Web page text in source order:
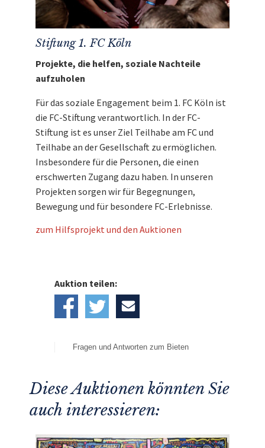
FC Köln: Kunstgeißbock „Hellije Bock“ und
Einladung zur exklusiven FC-Gala“ leiten wir
direkt, ohne Abzug von Kosten, an die
1. FC Köln weiter.
Stiftung 1. FC Köln
Projekte, die helfen, soziale Nachteile
aufzuholen
Für das soziale Engagement beim 1. FC Köln ist
die FC-Stiftung verantwortlich. In der FC-
Stiftung ist es unser Ziel Teilhabe am FC und
Teilhabe an der Gesellschaft zu ermöglichen.
Insbesondere für die Personen, die einen
erschwerten Zugang dazu haben. In unseren
Projekten sorgen wir für Begegnungen,
Bewegung und für besondere FC-Erlebnisse.
zum Hilfsprojekt und den Auktionen
Auktion teilen:
Fragen und Antworten zum Bieten
Diese Auktionen könnten Sie
auch interessieren: